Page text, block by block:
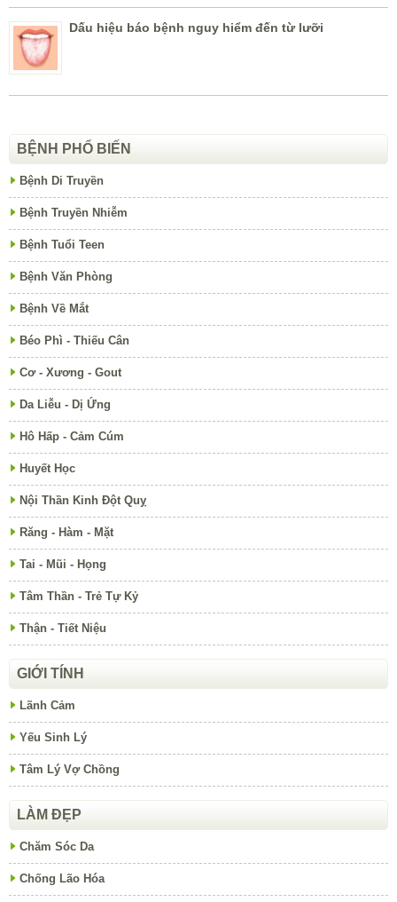
Dấu hiệu báo bệnh nguy hiểm đến từ lưỡi
BỆNH PHỔ BIẾN
Bệnh Di Truyền
Bệnh Truyền Nhiễm
Bệnh Tuổi Teen
Bệnh Văn Phòng
Bệnh Về Mắt
Béo Phì - Thiếu Cân
Cơ - Xương - Gout
Da Liễu - Dị Ứng
Hô Hấp - Cảm Cúm
Huyết Học
Nội Thần Kinh Đột Quỵ
Răng - Hàm - Mặt
Tai - Mũi - Họng
Tâm Thần - Trẻ Tự Kỷ
Thận - Tiết Niệu
GIỚI TÍNH
Lãnh Cảm
Yếu Sinh Lý
Tâm Lý Vợ Chồng
LÀM ĐẸP
Chăm Sóc Da
Chống Lão Hóa